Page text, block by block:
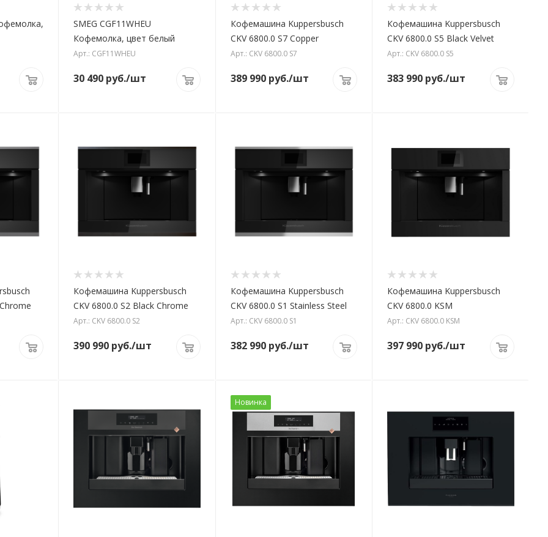
SMEG CGF11WHEU
Кофемолка, цвет белый
Арт.: CGF11WHEU
30 490 руб./шт
Кофемашина Kuppersbusch
CKV 6800.0 S7 Copper
Арт.: CKV 6800.0 S7
389 990руб./шт
Кофемашина Kuppersbusch
CKV 6800.0 S5 Black Velvet
Арт.: CKV 6800.0 S5
383 990 руб./шт
Кофемашина Kuppersbusch
CKV 6800.0 S2 Black Chrome
Арт.: CKV 6800.0 S2
390 990 руб./шт
Кофемашина Kuppersbusch
CKV 6800.0 S1 Stainless Steel
Арт.: CKV 6800.0 S1
382 990руб./шт
Кофемашина Kuppersbusch
CKV 6800.0 KSM
Арт.: CKV 6800.0 KSM
397 990 руб./шт
Новинка